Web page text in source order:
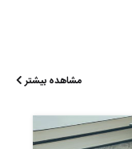
مشاهده بیشتر